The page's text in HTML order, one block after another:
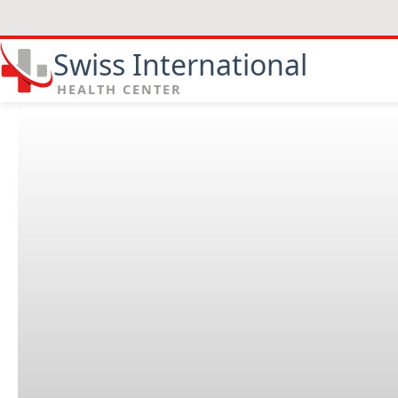
Swiss International
HEALTH CENTER